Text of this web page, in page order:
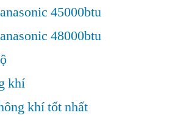
45000btu
48000btu
khí
khí tốt nhất